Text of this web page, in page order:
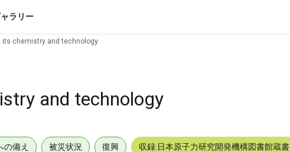
ラリー
its chemistry and technology
and technology
の備え 被災状況 復興 収録:日本原子力研究開発機構図書館蔵書